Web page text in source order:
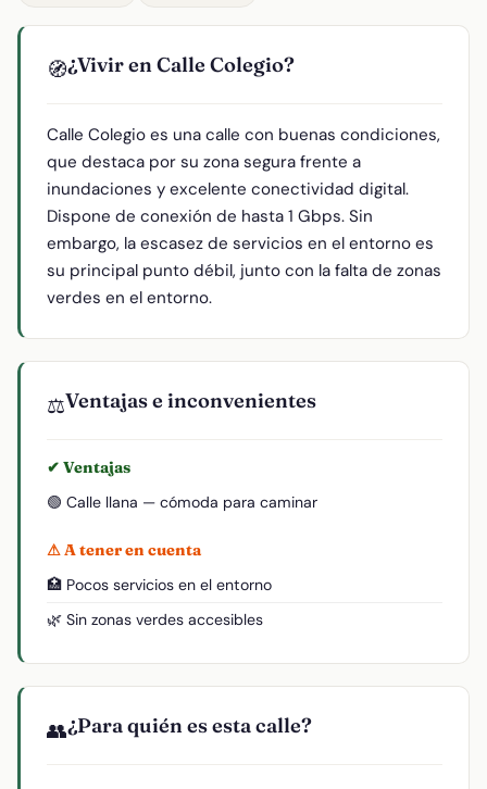
🧭¿Vivir en Calle Colegio?
Calle Colegio es una calle con buenas condiciones,
que destaca por su zona segura frente a
inundaciones y excelente conectividad digital.
Dispone de conexión de hasta 1 Gbps. Sin
embargo, la escasez de servicios en el entorno es
su principal punto débil, junto con la falta de zonas
verdes en el entorno.
⚖️Ventajas e inconvenientes
✔ Ventajas
🟢 Calle llana — cómoda para caminar
⚠ A tener en cuenta
🏥 Pocos servicios en el entorno
🌿 Sin zonas verdes accesibles
👥¿Para quién es esta calle?